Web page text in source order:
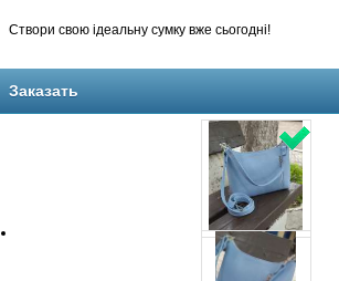
​Створи свою ідеальну сумку вже сьогодні!
Заказать